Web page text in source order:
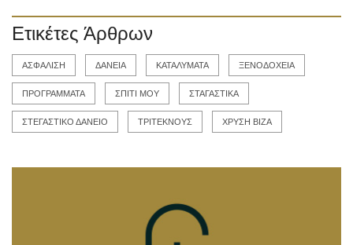
Ετικέτες Άρθρων
ΑΣΦΑΛΙΣΗ ΔΑΝΕΙΑ ΚΑΤΑΛΥΜΑΤΑ ΞΕΝΟΔΟΧΕΙΑ
ΠΡΟΓΡΑΜΜΑΤΑ ΣΠΙΤΙ ΜΟΥ ΣΤΑΓΑΣΤΙΚΑ
ΣΤΕΓΑΣΤΙΚΟ ΔΑΝΕΙΟ ΤΡΙΤΕΚΝΟΥΣ ΧΡΥΣΗ ΒΙΖΑ